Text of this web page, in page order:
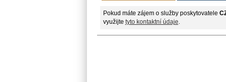
Pokud máte zájem o služby poskytovatele
využijte tyto kontaktní údaje